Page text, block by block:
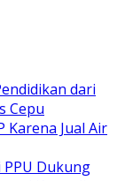
dari
Cepu
Karena Jual Air
Dukung